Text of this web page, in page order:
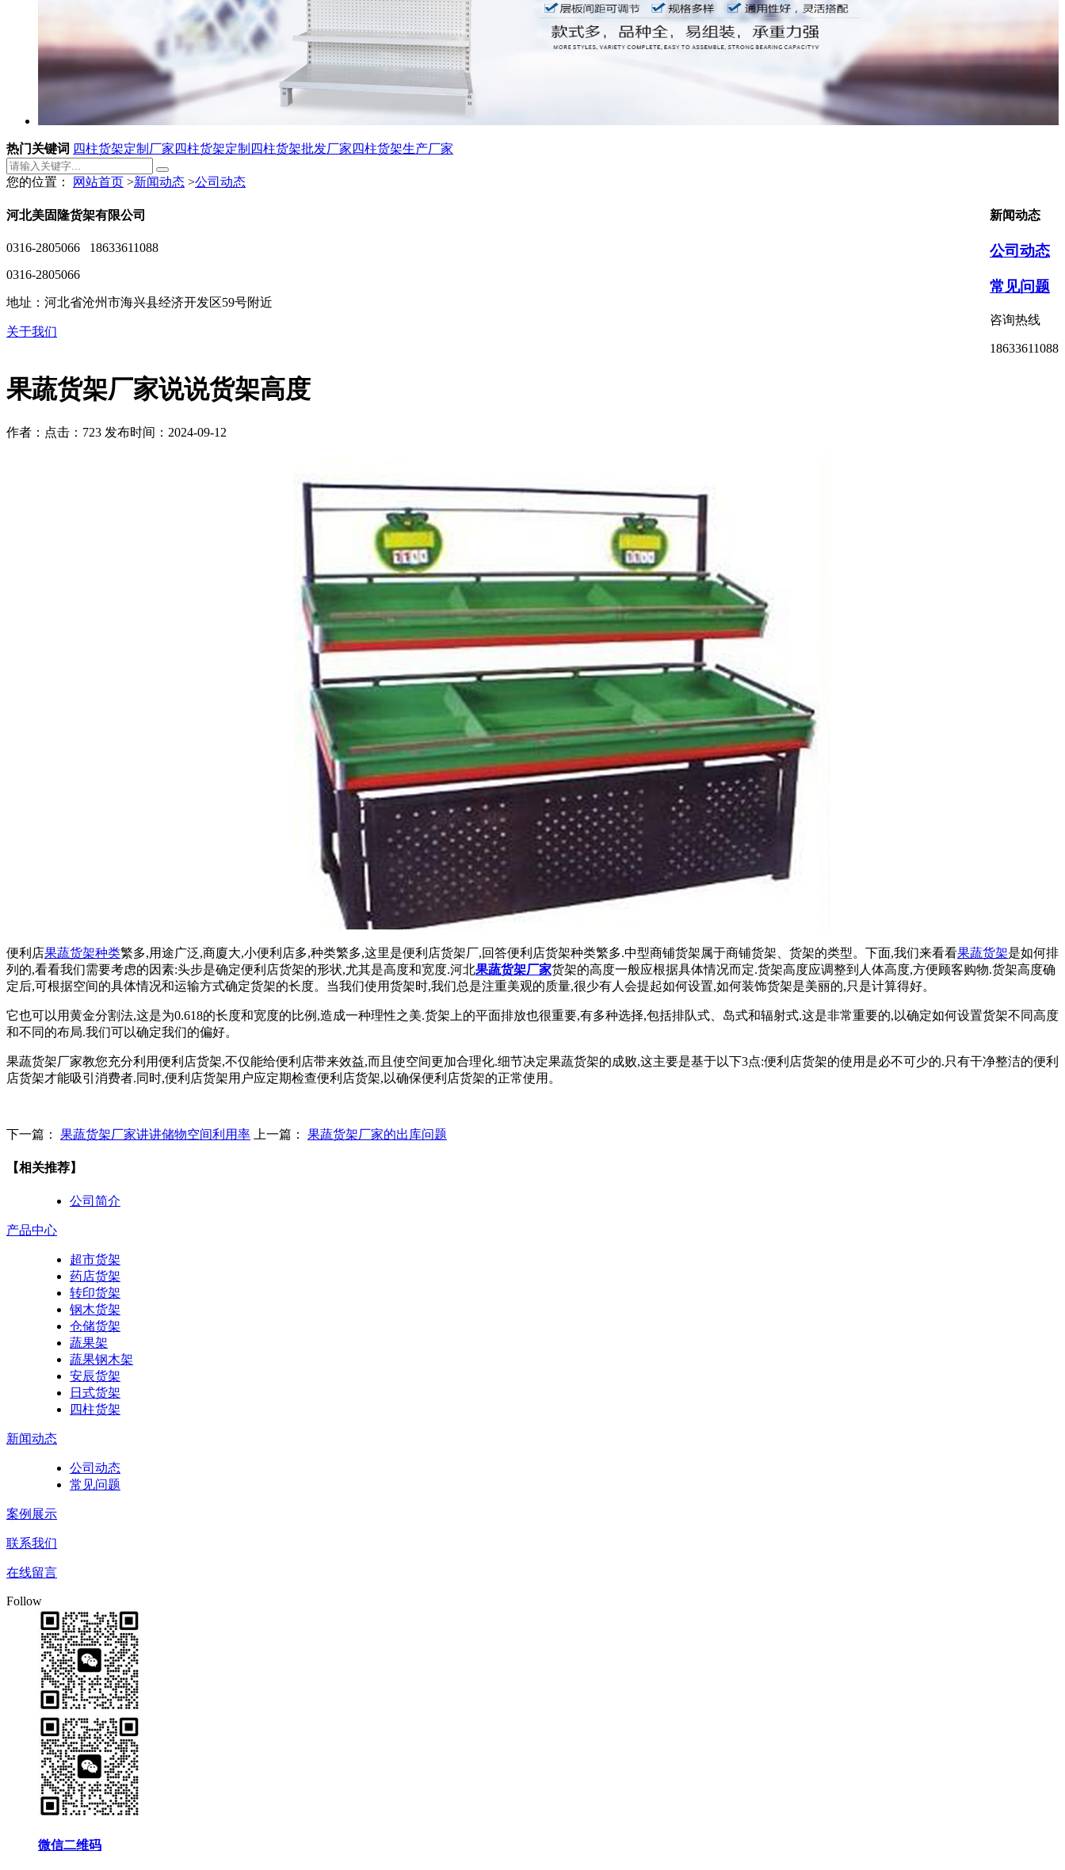
热门关键词 四柱货架定制厂家 四柱货架定制 四柱货架批发厂家 四柱货架生产厂家
您的位置： 网站首页 >新闻动态 >公司动态
新闻动态
公司动态
常见问题
咨询热线
18633611088
果蔬货架厂家说说货架高度
作者： 点击：723 发布时间：2024-09-12
便利店果蔬货架种类繁多,用途广泛,商廈大,小便利店多,种类繁多,这里是便利店货架厂,回答便利店货架种类繁多.中型商铺货架属于商铺货架、货架的类型。下面,我们来看看果蔬货架是如何排
列的,看看我们需要考虑的因素:头步是确定便利店货架的形状,尤其是高度和宽度.河北果蔬货架厂家货架的高度一般应根据具体情况而定.货架高度应调整到人体高度,方便顾客购物.货架高度确
定后,可根据空间的具体情况和运输方式确定货架的长度。当我们使用货架时,我们总是注重美观的质量,很少有人会提起如何设置,如何装饰货架是美丽的,只是计算得好。
它也可以用黄金分割法,这是为0.618的长度和宽度的比例,造成一种理性之美.货架上的平面排放也很重要,有多种选择,包括排队式、岛式和辐射式.这是非常重要的,以确定如何设置货架不同高度
和不同的布局.我们可以确定我们的偏好。
果蔬货架厂家教您充分利用便利店货架,不仅能给便利店带来效益,而且使空间更加合理化.细节决定果蔬货架的成败,这主要是基于以下3点:便利店货架的使用是必不可少的.只有干净整洁的便利
店货架才能吸引消费者.同时,便利店货架用户应定期检查便利店货架,以确保便利店货架的正常使用。
下一篇： 果蔬货架厂家讲讲储物空间利用率 上一篇： 果蔬货架厂家的出库问题
【相关推荐】
河北美固隆货架有限公司
0316-2805066 18633611088
0316-2805066
地址：河北省沧州市海兴县经济开发区59号附近
关于我们
公司简介
产品中心
超市货架
药店货架
转印货架
钢木货架
仓储货架
蔬果架
蔬果钢木架
安辰货架
日式货架
四柱货架
新闻动态
公司动态
常见问题
案例展示
联系我们
在线留言
Follow
微信二维码